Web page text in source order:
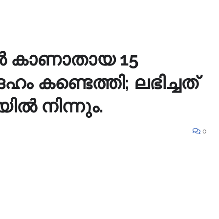
കാണാതായ 15
കണ്ടെത്തി; ലഭിച്ചത്
നിന്നും.
0